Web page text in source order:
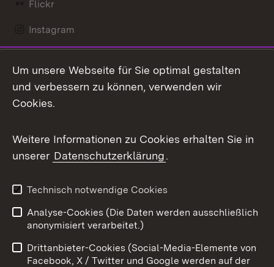
Flickr
Instagram
Mastodon
Messenger
Social Wall
X / Twitter
Youtube
Benutzungshinweise
Barrierefreiheit
Um unsere Webseite für Sie optimal gestalten
und verbessern zu können, verwenden wir
Cookies.
Weitere Informationen zu Cookies erhalten Sie in
unserer Datenschutzerklärung.
Technisch notwendige Cookies
Analyse-Cookies (Die Daten werden ausschließlich
anonymisiert verarbeitet.)
Drittanbieter-Cookies (Social-Media-Elemente von
Facebook, X / Twitter und Google werden auf der